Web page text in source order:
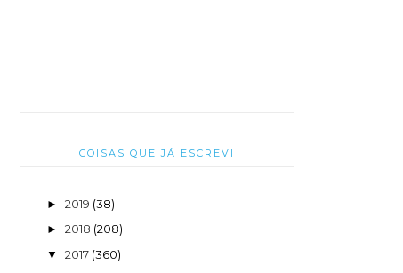
COISAS QUE JÁ ESCREVI
► 2019 (38)
► 2018 (208)
▼ 2017 (360)